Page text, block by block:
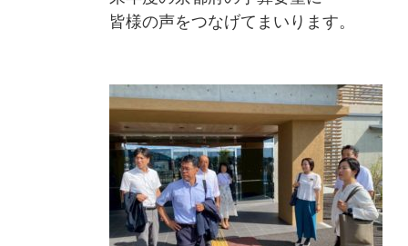
皆様の声をつなげてまいります。